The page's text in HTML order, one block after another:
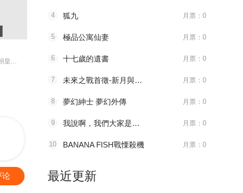
皇... 主角莫凡继承了一个神... 八百年前，谢怜是金枝...
论
4 狐九 月票：0
5 極品公寓仙妻 月票：0
6 十七歲的遺書 月票：0
7 未來之戰首徵-新月與艾歐 月票：0
8 夢幻紳士 夢幻外傳 月票：0
9 我說啊，我們大家是要好的朋友嗎？是要好的朋友吧。 月票：0
10 BANANA FISH戰慄殺機 月票：0
最近更新